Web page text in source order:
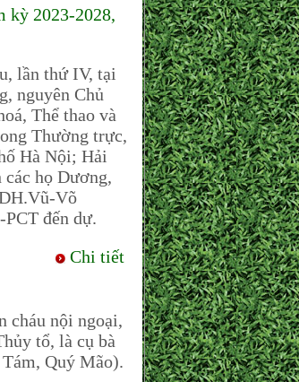
kỳ 2023-2028,
lần thứ IV, tại
nguyên Chủ
Thể thao và
Thường trực,
Hà Nội; Hải
họ Dương,
Võ
đến dự.
Chi tiết
cháu nội ngoại,
tổ, là cụ bà
Quý Mão).